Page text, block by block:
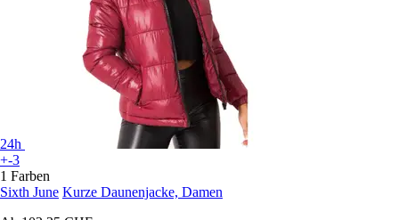
24h
+-3
1 Farben
Sixth June Kurze Daunenjacke, Damen